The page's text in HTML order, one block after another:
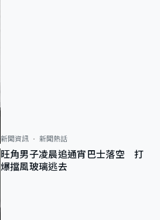
新聞資訊 新聞熱話
旺角男子凌晨追通宵巴士落空 打
爆擋風玻璃逃去